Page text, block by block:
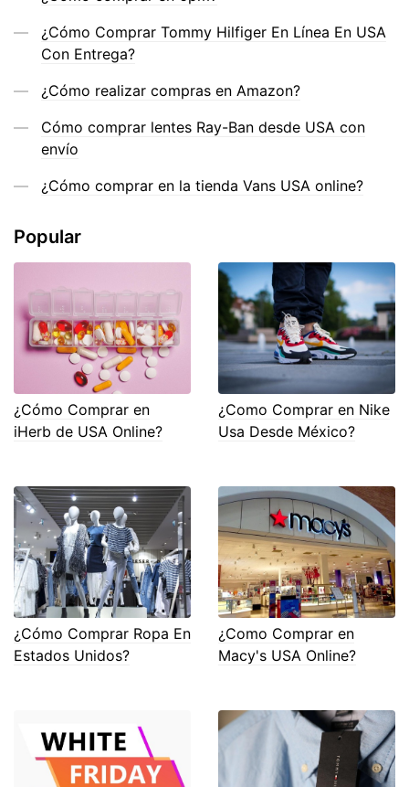
¿Cómo Comprar Tommy Hilfiger En Línea En USA
Con Entrega?
¿Cómo realizar compras en Amazon?
Cómo comprar lentes Ray-Ban desde USA con
envío
¿Cómo comprar en la tienda Vans USA online?
Popular
¿Cómo Comprar en
iHerb de USA Online?
¿Como Comprar en Nike
Usa Desde México?
¿Cómo Comprar Ropa En
Estados Unidos?
¿Como Comprar en
Macy's USA Online?